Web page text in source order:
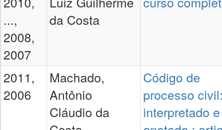
...,
2008,
2007
da Costa
2011,
2006
Machado,
Antônio
Cláudio da
Código de
processo
interpretado e